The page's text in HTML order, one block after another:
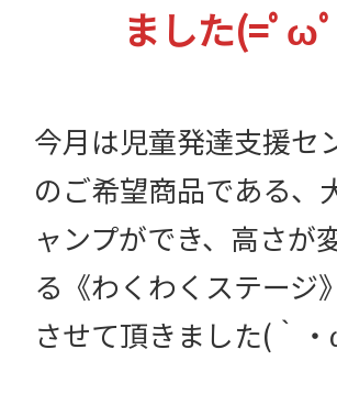
ました(=ﾟω
今月は児童発達支援セ
のご希望商品である、
ャンプができ、高さが
る《わくわくステージ
させて頂きました(｀